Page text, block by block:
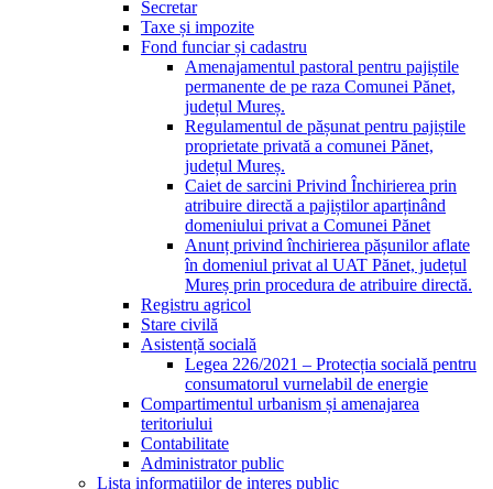
Secretar
Taxe și impozite
Fond funciar și cadastru
Amenajamentul pastoral pentru pajiștile
permanente de pe raza Comunei Pănet,
județul Mureș.
Regulamentul de pășunat pentru pajiștile
proprietate privată a comunei Pănet,
județul Mureș.
Caiet de sarcini Privind Închirierea prin
atribuire directă a pajiștilor aparținând
domeniului privat a Comunei Pănet
Anunț privind închirierea pășunilor aflate
în domeniul privat al UAT Pănet, județul
Mureș prin procedura de atribuire directă.
Registru agricol
Stare civilă
Asistență socială
Legea 226/2021 – Protecția socială pentru
consumatorul vurnelabil de energie
Compartimentul urbanism și amenajarea
teritoriului
Contabilitate
Administrator public
Lista informațiilor de interes public